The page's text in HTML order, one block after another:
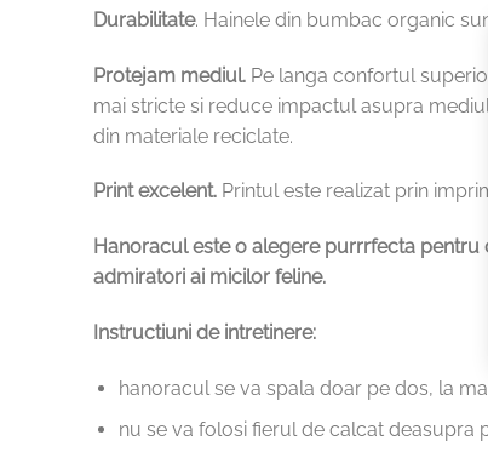
Durabilitate. Hainele din bumbac organic
Protejam mediul. Pe langa confortul
mai stricte si reduce impactul asupra
din materiale reciclate.
Print excelent. Printul este realizat prin
Hanoracul este o alegere purrrfecta
admiratori ai micilor feline.
Instructiuni de intretinere:
hanoracul se va spala doar pe dos, la
nu se va folosi fierul de calcat deasupra